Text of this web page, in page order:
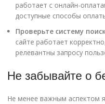
работает с онлайн-
доступные способы
Проверьте систему
сайте работает
релевантны запросу
Не забывайте о
Не менее важным аспектом